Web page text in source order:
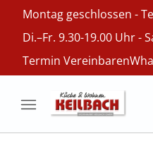
Montag geschlossen -
Di.–Fr. 9.30-19.00 Uhr -
Termin Vereinbaren